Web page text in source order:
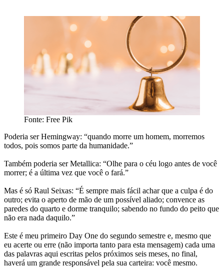
Fonte: Free Pik
Poderia ser Hemingway: “quando morre um homem, morremos
todos, pois somos parte da humanidade.”
Também poderia ser Metallica: “Olhe para o céu logo antes de você
morrer; é a última vez que você o fará.”
Mas é só Raul Seixas: “É sempre mais fácil achar que a culpa é do
outro; evita o aperto de mão de um possível aliado; convence as
paredes do quarto e dorme tranquilo; sabendo no fundo do peito que
não era nada daquilo.”
Este é meu primeiro Day One do segundo semestre e, mesmo que
eu acerte ou erre (não importa tanto para esta mensagem) cada uma
das palavras aqui escritas pelos próximos seis meses, no final,
haverá um grande responsável pela sua carteira: você mesmo.